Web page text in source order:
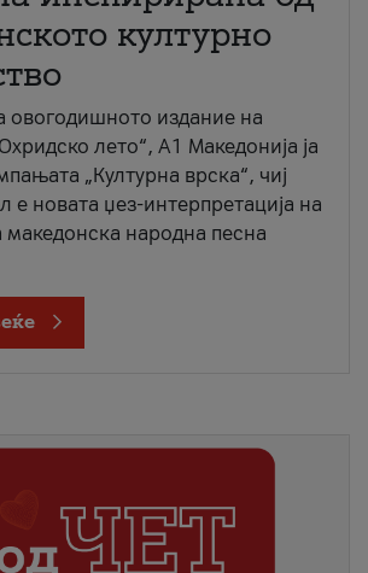
културно
овогодишното издание на
лето“, А1 Македонија ја
„Културна врска“, чиј
е новата џез-интерпретација на
македонска народна песна